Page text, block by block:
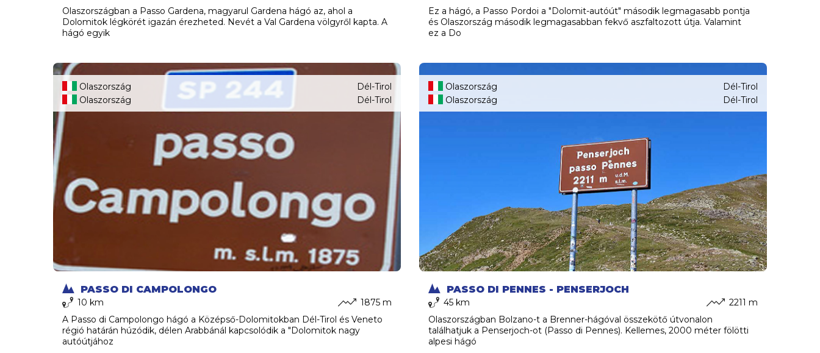
Olaszországban a Passo Gardena, magyarul Gardena hágó az, ahol a
Dolomitok légkörét igazán érezheted. Nevét a Val Gardena völgyről kapta. A
hágó egyik
Ez a hágó, a Passo Pordoi a "Dolomit-autóút" második legmagasabb pontja
és Olaszország második legmagasabban fekvő aszfaltozott útja. Valamint
ez a Do
PASSO DI CAMPOLONGO
Olaszország
Olaszország
Dél-Tirol
Dél-Tirol
10 km
1875 m
A Passo di Campolongo hágó a Középső-Dolomitokban Dél-Tirol és Veneto
régió határán húzódik, délen Arabbánál kapcsolódik a "Dolomitok nagy
autóútjához
PASSO DI PENNES - PENSERJOCH
Olaszország
Olaszország
Dél-Tirol
Dél-Tirol
45 km
2211 m
Olaszországban Bolzano-t a Brenner-hágóval összekötő útvonalon
találhatjuk a Penserjoch-ot (Passo di Pennes). Kellemes, 2000 méter fölötti
alpesi hágó